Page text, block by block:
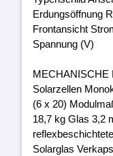
Erdungsöffnung
Frontansicht
Spannung (V)
MECHANISCHE
Solarzellen
(6 x 20)
18,7 kg Glas 3,2
Solarglas